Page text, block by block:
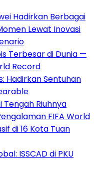
Hadirkan Berbagai
Lewat Inovasi
Terbesar di Dunia —
Record
Hadirkan Sentuhan
Riuhnya
FIFA World
di 16 Kota Tuan
ISSCAD di PKU